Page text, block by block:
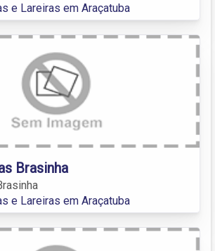
e Lareiras em Araçatuba
Brasinha
e Lareiras em Araçatuba